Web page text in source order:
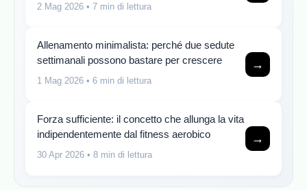
2 Mag 2026 • 7 min di lettura
Allenamento minimalista: perché due sedute
settimanali possono bastare per crescere
1 Mag 2026 • 6 min di lettura
→
Forza sufficiente: il concetto che allunga la vita
indipendentemente dal fitness aerobico
30 Apr 2026 • 8 min di lettura
→